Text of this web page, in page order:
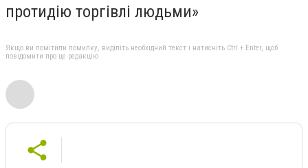
протидію торгівлі людьми»
Якщо ви помітили помилку, виділіть необхідний текст і натисніть Ctrl + Enter, щоб
повідомити про це редакцію